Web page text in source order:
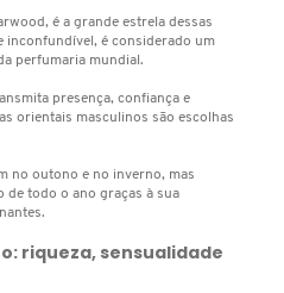
é a grande estrela dessas
inconfundível, é considerado um
perfumaria mundial.
presença, confiança e
orientais masculinos são escolhas
no outono e no inverno, mas
todo o ano graças à sua
riqueza, sensualidade